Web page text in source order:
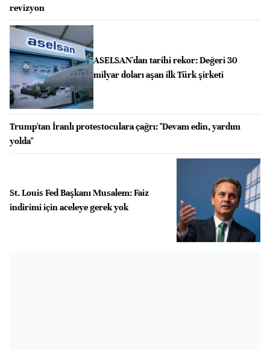
revizyon
ASELSAN'dan tarihi rekor: Değeri 30
milyar doları aşan ilk Türk şirketi
Trump'tan İranlı protestoculara çağrı: "Devam edin, yardım
yolda"
St. Louis Fed Başkanı Musalem: Faiz
indirimi için aceleye gerek yok